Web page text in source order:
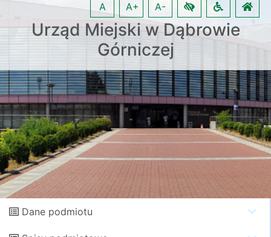
Urząd Miejski w Dąbrowie
Górniczej
A A+ A-
Dane podmiotu